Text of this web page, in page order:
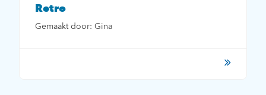
Retro
Gemaakt door: Gina